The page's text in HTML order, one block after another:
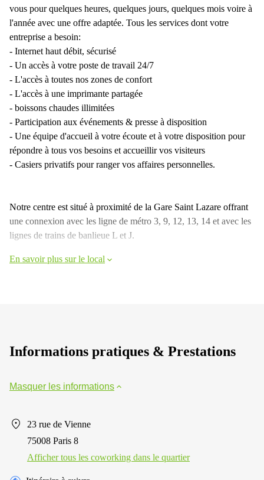
vous pour quelques heures, quelques jours, quelques mois voire à
l'année avec une offre adaptée. Tous les services dont votre
entreprise a besoin:
- Internet haut débit, sécurisé
- Un accès à votre poste de travail 24/7
- L'accès à toutes nos zones de confort
- L'accès à une imprimante partagée
- boissons chaudes illimitées
- Participation aux événements & presse à disposition
- Une équipe d'accueil à votre écoute et à votre disposition pour
répondre à tous vos besoins et accueillir vos visiteurs
- Casiers privatifs pour ranger vos affaires personnelles.
Notre centre est situé à proximité de la Gare Saint Lazare offrant
une connexion avec les ligne de métro 3, 9, 12, 13, 14 et avec les
lignes de trains de banlieue L et J.
En savoir plus sur le local
Informations pratiques & Prestations
Masquer les informations
23 rue de Vienne
75008 Paris 8
Afficher tous les сoworking dans le quartier